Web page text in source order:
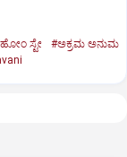
ಸ್ಟೇ
#ಅಕ್ರಮ ಅನುಮ